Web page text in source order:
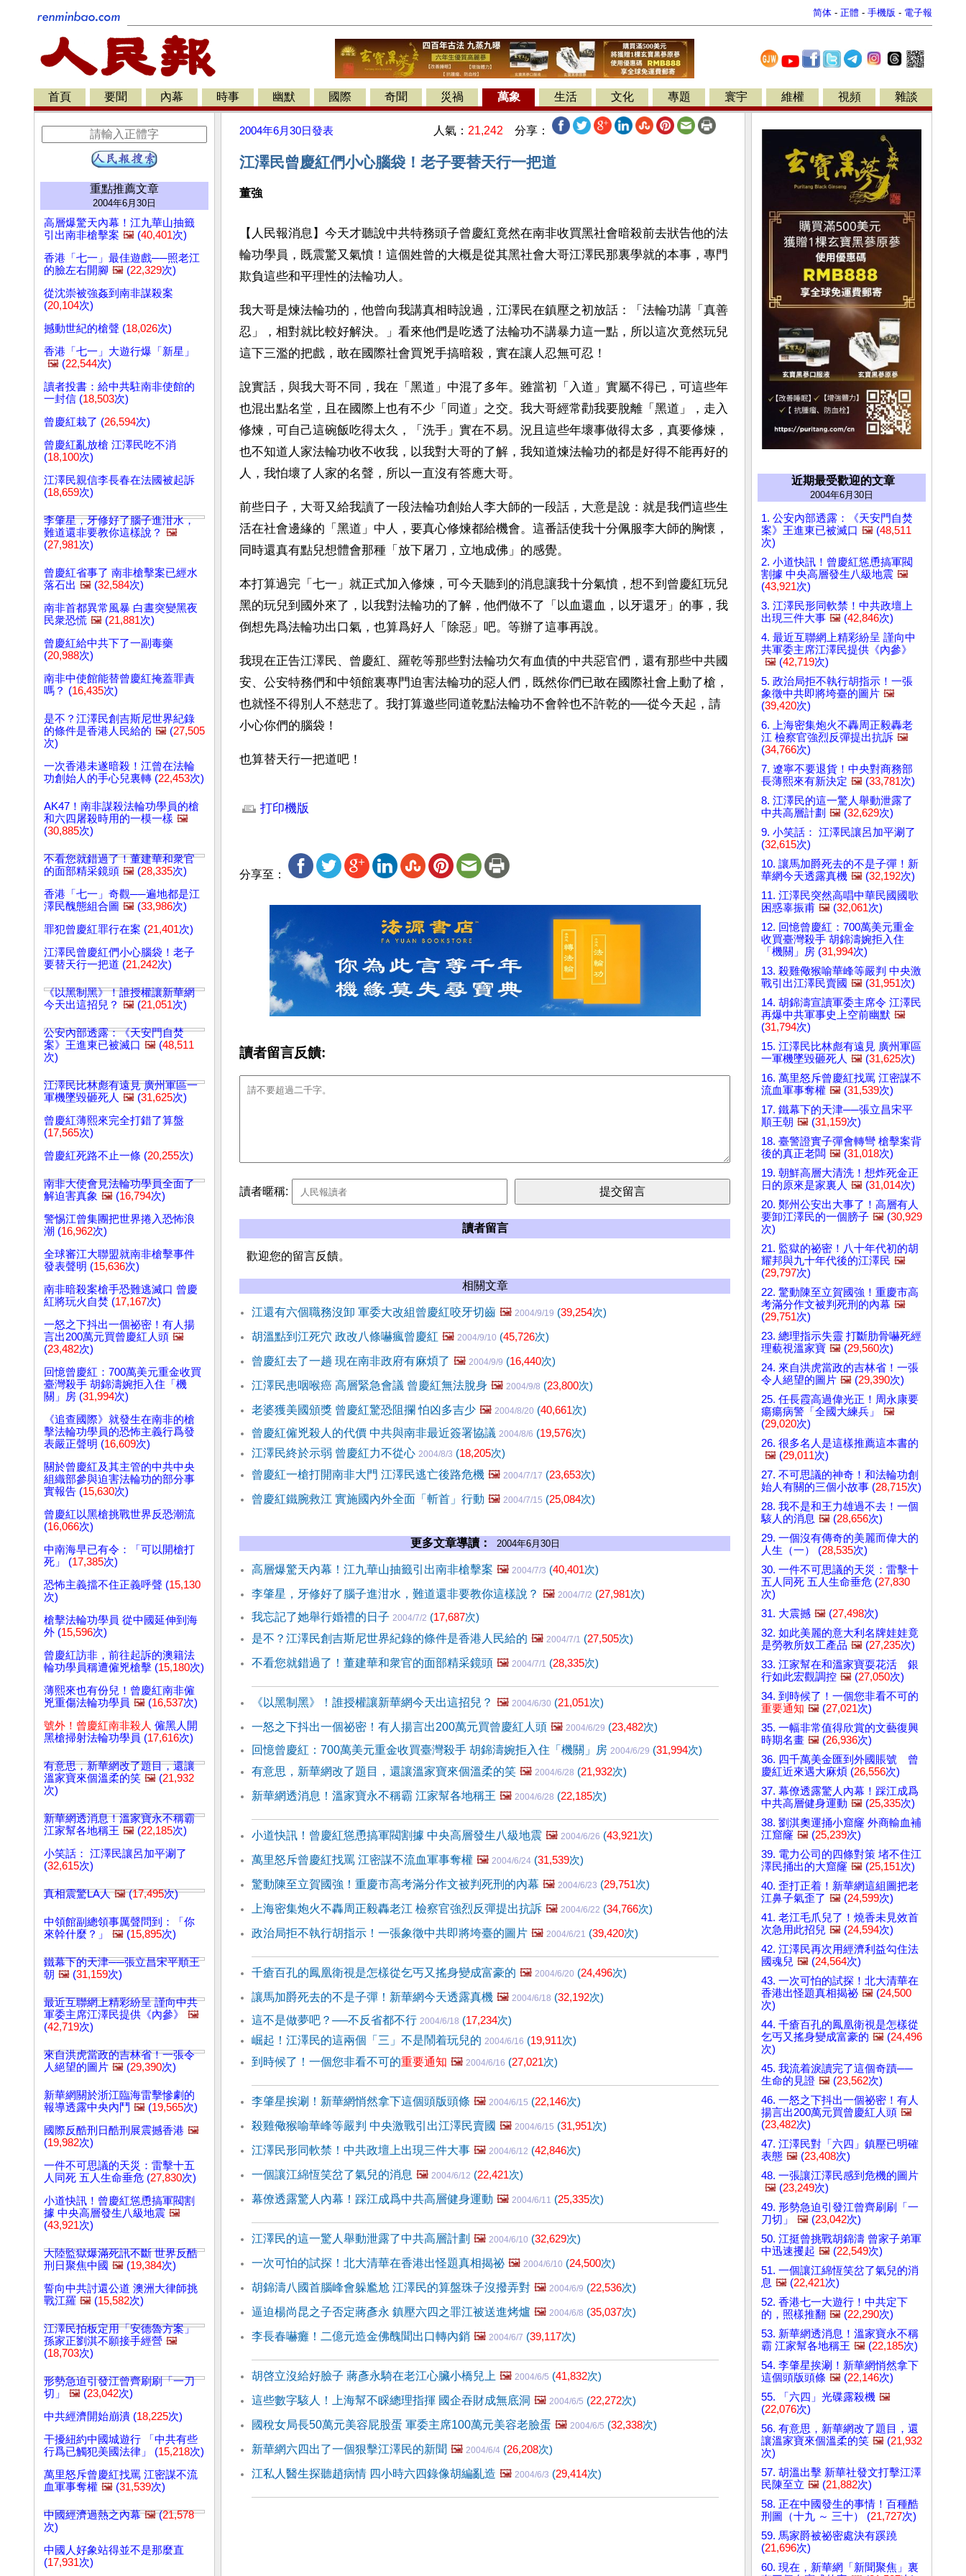
简体 - 正體 - 手機版 - 電子報
首頁 要聞 內幕 時事 幽默 國際 奇聞 災禍 萬象 生活 文化 專題 寰宇 維權 視頻 雜談
重點推薦文章
2004年6月30日
高層爆驚天內幕！江九華山抽籤
引出南非槍擊案 🖼️ (40,401次)
香港「七一」最佳遊戲──照老江
的臉左右開腳 🖼️ (22,329次)
從沈崇被強姦到南非謀殺案
(20,104次)
撼動世紀的槍聲 (18,026次)
香港「七一」大遊行爆「新星」
🖼️ (22,544次)
讀者投書：給中共駐南非使館的
一封信 (18,503次)
曾慶紅栽了 (26,594次)
曾慶紅亂放槍 江澤民吃不消
(18,100次)
江澤民親信李長春在法國被起訴
(18,659次)
李肇星，牙修好了腦子進泔水，
難道還非要教你這樣說？ 🖼️
(27,981次)
曾慶紅省事了 南非槍擊案已經水
落石出 🖼️ (32,584次)
南非首都異常風暴 白晝突變黑夜
民衆恐慌 🖼️ (21,881次)
曾慶紅給中共下了一副毒藥
(20,988次)
南非中使館能替曾慶紅掩蓋罪責
嗎？ (16,435次)
是不？江澤民創吉斯尼世界紀錄
的條件是香港人民給的 🖼️ (27,505
次)
一次香港未遂暗殺！江曾在法輪
功創始人的手心兒裏轉 (22,453次)
AK47！南非謀殺法輪功學員的槍
和六四屠殺時用的一模一樣 🖼️
(30,885次)
不看您就錯過了！董建華和衆官
的面部精采鏡頭 🖼️ (28,335次)
香港「七一」奇觀──遍地都是江
澤民醜態組合圖 🖼️ (33,986次)
罪犯曾慶紅罪行在案 (21,401次)
江澤民曾慶紅們小心腦袋！老子
要替天行一把道 (21,242次)
《以黑制黑》！誰授權讓新華網
今天出這招兒？ 🖼️ (21,051次)
公安內部透露：《天安門自焚
案》王進東已被滅口 🖼️ (48,511
次)
江澤民比林彪有遠見 廣州軍區一
軍機墜毀砸死人 🖼️ (31,625次)
曾慶紅薄熙來完全打錯了算盤
(17,565次)
曾慶紅死路不止一條 (20,255次)
南非大使會見法輪功學員全面了
解迫害真象 🖼️ (16,794次)
警惕江曾集團把世界捲入恐怖浪
潮 (16,962次)
全球審江大聯盟就南非槍擊事件
發表聲明 (15,636次)
南非暗殺案槍手恐難逃滅口 曾慶
紅將玩火自焚 (17,167次)
一怒之下抖出一個祕密！有人揚
言出200萬元買曾慶紅人頭 🖼️
(23,482次)
回憶曾慶紅：700萬美元重金收買
臺灣殺手 胡錦濤婉拒入住「機
關」房 (31,994次)
《追查國際》就發生在南非的槍
擊法輪功學員的恐怖主義行爲發
表嚴正聲明 (16,609次)
關於曾慶紅及其主管的中共中央
組織部參與迫害法輪功的部分事
實報告 (15,630次)
曾慶紅以黑槍挑戰世界反恐潮流
(16,066次)
中南海早已有令：「可以開槍打
死」 (17,385次)
恐怖主義擋不住正義呼聲 (15,130
次)
槍擊法輪功學員 從中國延伸到海
外 (15,596次)
曾慶紅訪非，前往起訴的澳籍法
輪功學員稱遭僱兇槍擊 (15,180次)
薄熙來也有份兒！曾慶紅南非僱
兇重傷法輪功學員 🖼️ (16,537次)
號外！曾慶紅南非殺人 僱黑人開
黑槍掃射法輪功學員 (17,616次)
有意思，新華網改了題目，還讓
溫家寶來個溫柔的笑 🖼️ (21,932
次)
新華網透消息！溫家寶永不稱霸
江家幫各地稱王 🖼️ (22,185次)
小笑話： 江澤民讓呂加平涮了
(32,615次)
真相震驚LA人 🖼️(17,495次)
中領館副總領事厲聲問到：「你
來幹什麼？」
🖼️ (15,895次)
鐵幕下的天津──張立昌宋平順王
朝 🖼️ (31,159次)
最近互聯網上精彩紛呈 謹向中共
軍委主席江澤民提供《內參》
🖼️
(42,719次)
來自洪虎當政的吉林省！一張令
人絕望的圖片 🖼️ (29,390次)
新華網關於浙江臨海雷擊慘劇的
報導透露中央內鬥 🖼️ (19,565次)
國際反酷刑日酷刑展震撼香港 🖼️
(19,982次)
一件不可思議的天災：雷擊十五
人同死 五人生命垂危 (27,830次)
小道快訊！曾慶紅慫恿搞軍閥割
據 中央高層發生八級地震 🖼️
(43,921次)
大陸監獄爆滿死訊不斷 世界反酷
刑日聚焦中國 🖼️ (19,384次)
誓向中共討還公道 澳洲大律師挑
戰江羅 🖼️ (15,582次)
江澤民拍板定用「安德魯方案」
孫家正劉淇不願接手經營 🖼️
(18,703次)
形勢急迫引發江曾齊刷刷「一刀
切」
🖼️ (23,042次)
中共經濟開始崩潰 (18,225次)
干擾紐約中國城遊行 「中共有些
行爲已觸犯美國法律」 (15,218次)
萬里怒斥曾慶紅找罵 江密謀不流
血軍事奪權 🖼️ (31,539次)
中國經濟過熱之內幕 🖼️(21,578
次)
中國人好象站得並不是那麼直
(17,931次)
2004年6月30日發表 人氣： 21,242 分享：
江澤民曾慶紅們小心腦袋！老子要替天行一把道
董強
【人民報消息】今天才聽說中共特務頭子曾慶紅竟然在南非收買黑社會暗殺前去狀告他的法
輪功學員，既震驚又氣憤！這個姓曾的大概是從其黑社會大哥江澤民那裏學就的本事，專門
欺負這些和平理性的法輪功人。
我大哥是煉法輪功的，他曾向我講真相時說過，江澤民在鎮壓之初放話：「法輪功講「真善
忍」，相對就比較好解決。」看來他們是吃透了法輪功不講暴力這一點，所以這次竟然玩兒
這下三濫的把戲，敢在國際社會買兇手搞暗殺，實在讓人忍無可忍！
說實話，與我大哥不同，我在「黑道」中混了多年。雖當初「入道」實屬不得已，可這些年
也混出點名堂，且在國際上也有不少「同道」之交。我大哥經常勸我要脫離「黑道」，走入
修煉，可自己這碗飯吃得太久，「洗手」實在不易。況且這些年壞事做得太多，真要修煉，
也不知道人家法輪功收不收我，以我對大哥的了解，我知道煉法輪功的都是好得不能再好的
人，我怕壞了人家的名聲，所以一直沒有答應大哥。
前些日子，大哥又給我讀了一段法輪功創始人李大師的一段話，大意是說：就是我們這些生
活在社會邊緣的「黑道」中人，要真心修煉都給機會。這番話使我十分佩服李大師的胸懷，
同時還真有點兒想體會那種「放下屠刀，立地成佛」的感覺。
本打算過完「七一」就正式加入修煉，可今天聽到的消息讓我十分氣憤，想不到曾慶紅玩兒
黑的玩兒到國外來了，以我對法輪功的了解，他們做不了「以血還血，以牙還牙」的事，我
倒想先爲法輪功出口氣，也算爲好人「除惡」吧。等辦了這事再說。
我現在正告江澤民、曾慶紅、羅乾等那些對法輪功欠有血債的中共惡官們，還有那些中共國
安、公安特務們和中領館裏專門迫害法輪功的惡人們，既然你們已敢在國際社會上動了槍，
也就怪不得別人不慈悲了。我打算邀些同道乾點法輪功不會幹也不許乾的──從今天起，請
小心你們的腦袋！
也算替天行一把道吧！
打印機版
分享至：
讀者留言反饋:
讀者暱稱:
讀者留言
歡迎您的留言反饋。
相關文章
江還有六個職務沒卸 軍委大改組曾慶紅咬牙切齒 🖼️ 2004/9/19 (39,254次)
胡溫點到江死穴 政改八條嚇瘋曾慶紅 🖼️ 2004/9/10 (45,726次)
曾慶紅去了一趟 現在南非政府有麻煩了 🖼️ 2004/9/9 (16,440次)
江澤民患咽喉癌 高層緊急會議 曾慶紅無法脫身 🖼️ 2004/9/8 (23,800次)
老婆獲美國頒獎 曾慶紅驚恐阻攔 怕凶多吉少 🖼️ 2004/8/20 (40,661次)
曾慶紅僱兇殺人的代價 中共與南非最近簽署協議 2004/8/6 (19,576次)
江澤民終於示弱 曾慶紅力不從心 2004/8/3 (18,205次)
曾慶紅一槍打開南非大門 江澤民逃亡後路危機 🖼️ 2004/7/17 (23,653次)
曾慶紅鐵腕救江 實施國內外全面「斬首」行動 🖼️ 2004/7/15 (25,084次)
更多文章導讀： 2004年6月30日
高層爆驚天內幕！江九華山抽籤引出南非槍擊案 🖼️ 2004/7/3 (40,401次)
李肇星，牙修好了腦子進泔水，難道還非要教你這樣說？ 🖼️ 2004/7/2 (27,981次)
我忘記了她舉行婚禮的日子 2004/7/2 (17,687次)
是不？江澤民創吉斯尼世界紀錄的條件是香港人民給的 🖼️ 2004/7/1 (27,505次)
不看您就錯過了！董建華和衆官的面部精采鏡頭 🖼️ 2004/7/1 (28,335次)
《以黑制黑》！誰授權讓新華網今天出這招兒？ 🖼️ 2004/6/30 (21,051次)
一怒之下抖出一個祕密！有人揚言出200萬元買曾慶紅人頭 🖼️ 2004/6/29 (23,482次)
回憶曾慶紅：700萬美元重金收買臺灣殺手 胡錦濤婉拒入住「機關」房 2004/6/29 (31,994次)
有意思，新華網改了題目，還讓溫家寶來個溫柔的笑 🖼️ 2004/6/28 (21,932次)
新華網透消息！溫家寶永不稱霸 江家幫各地稱王 🖼️ 2004/6/28 (22,185次)
小道快訊！曾慶紅慫恿搞軍閥割據 中央高層發生八級地震 🖼️ 2004/6/26 (43,921次)
萬里怒斥曾慶紅找罵 江密謀不流血軍事奪權 🖼️ 2004/6/24 (31,539次)
驚動陳至立賀國強！重慶市高考滿分作文被判死刑的內幕 🖼️ 2004/6/23 (29,751次)
上海密集炮火不轟周正毅轟老江 檢察官強烈反彈提出抗訴 🖼️ 2004/6/22 (34,766次)
政治局拒不執行胡指示！一張象徵中共即將垮臺的圖片 🖼️ 2004/6/21 (39,420次)
千瘡百孔的鳳凰衛視是怎樣從乞丐又搖身變成富豪的 🖼️ 2004/6/20 (24,496次)
讓馬加爵死去的不是子彈！新華網今天透露真機 🖼️ 2004/6/18 (32,192次)
這不是做夢吧？──不反省都不行 2004/6/18 (17,234次)
崛起！江澤民的這兩個「三」不是鬧着玩兒的 2004/6/16 (19,911次)
到時候了！一個您非看不可的重要通知 🖼️ 2004/6/16 (27,021次)
李肇星挨涮！新華網悄然拿下這個頭版頭條 🖼️ 2004/6/15 (22,146次)
殺雞儆猴喻華峰等嚴判 中央激戰引出江澤民賣國 🖼️ 2004/6/15 (31,951次)
江澤民形同軟禁！中共政壇上出現三件大事 🖼️ 2004/6/12 (42,846次)
一個讓江綿恆笑岔了氣兒的消息 🖼️ 2004/6/12 (22,421次)
幕僚透露驚人內幕！踩江成爲中共高層健身運動 🖼️ 2004/6/11 (25,335次)
江澤民的這一驚人舉動泄露了中共高層計劃 🖼️ 2004/6/10 (32,629次)
一次可怕的試探！北大清華在香港出怪題真相揭祕 🖼️ 2004/6/10 (24,500次)
胡錦濤八國首腦峰會躲尷尬 江澤民的算盤珠子沒撥弄對 🖼️ 2004/6/9 (22,536次)
逼迫楊尚昆之子否定蔣彥永 鎮壓六四之罪江被送進烤爐 🖼️ 2004/6/8 (35,037次)
李長春嚇癱！二億元造金佛醜聞出口轉內銷 🖼️ 2004/6/7 (39,117次)
胡啓立沒給好臉子 蔣彥永騎在老江心臟小橋兒上 🖼️ 2004/6/5 (41,832次)
這些數字駭人！上海幫不睬總理指揮 國企吞財成無底洞 🖼️ 2004/6/5 (22,272次)
國稅女局長50萬元美容屁股蛋 軍委主席100萬元美容老臉蛋 🖼️ 2004/6/5 (32,338次)
新華網六四出了一個狠擊江澤民的新聞 🖼️ 2004/6/4 (26,208次)
江私人醫生探聽趙病情 四小時六四錄像胡編亂造 🖼️ 2004/6/3 (29,414次)
近期最受歡迎的文章
2004年6月30日
1. 公安內部透露：《天安門自焚
案》王進東已被滅口 🖼️ (48,511
次)
2. 小道快訊！曾慶紅慫恿搞軍閥
割據 中央高層發生八級地震 🖼️
(43,921次)
3. 江澤民形同軟禁！中共政壇上
出現三件大事 🖼️ (42,846次)
4. 最近互聯網上精彩紛呈 謹向中
共軍委主席江澤民提供《內參》
🖼️ (42,719次)
5. 政治局拒不執行胡指示！一張
象徵中共即將垮臺的圖片 🖼️
(39,420次)
6. 上海密集炮火不轟周正毅轟老
江 檢察官強烈反彈提出抗訴 🖼️
(34,766次)
7. 遼寧不要退貨！中央對商務部
長薄熙來有新決定 🖼️ (33,781次)
8. 江澤民的這一驚人舉動泄露了
中共高層計劃 🖼️ (32,629次)
9. 小笑話： 江澤民讓呂加平涮了
(32,615次)
10. 讓馬加爵死去的不是子彈！新
華網今天透露真機 🖼️ (32,192次)
11. 江澤民突然高唱中華民國國歌
困惑辜振甫 🖼️ (32,061次)
12. 回憶曾慶紅：700萬美元重金
收買臺灣殺手 胡錦濤婉拒入住
「機關」房 (31,994次)
13. 殺雞儆猴喻華峰等嚴判 中央激
戰引出江澤民賣國 🖼️ (31,951次)
14. 胡錦濤宣讀軍委主席令 江澤民
再爆中共軍事史上空前幽默 🖼️
(31,794次)
15. 江澤民比林彪有遠見 廣州軍區
一軍機墜毀砸死人 🖼️ (31,625次)
16. 萬里怒斥曾慶紅找罵 江密謀不
流血軍事奪權 🖼️ (31,539次)
17. 鐵幕下的天津──張立昌宋平
順王朝 🖼️ (31,159次)
18. 臺警證實子彈會轉彎 槍擊案背
後的真正老闆 🖼️ (31,018次)
19. 朝鮮高層大清洗！想炸死金正
日的原來是家裏人 🖼️ (31,014次)
20. 鄭州公安出大事了！高層有人
要卸江澤民的一個膀子 🖼️ (30,929
次)
21. 監獄的祕密！八十年代初的胡
耀邦與九十年代後的江澤民 🖼️
(29,797次)
22. 驚動陳至立賀國強！重慶市高
考滿分作文被判死刑的內幕 🖼️
(29,751次)
23. 總理指示失靈 打斷肋骨嚇死經
理藐視溫家寶 🖼️ (29,560次)
24. 來自洪虎當政的吉林省！一張
令人絕望的圖片 🖼️ (29,390次)
25. 任長霞高過偉光正！周永康要
瘍瘍病警「全國大練兵」
🖼️
(29,020次)
26. 很多名人是這樣推薦這本書的
🖼️ (29,011次)
27. 不可思議的神奇！和法輪功創
始人有關的三個小故事 (28,715次)
28. 我不是和王力雄過不去！一個
駭人的消息 🖼️ (28,656次)
29. 一個沒有傳奇的美麗而偉大的
人生（一） (28,535次)
30. 一件不可思議的天災：雷擊十
五人同死 五人生命垂危 (27,830
次)
31. 大震撼 🖼️ (27,498次)
32. 如此美麗的意大利名牌娃娃竟
是勞教所奴工產品 🖼️ (27,235次)
33. 江家幫在和溫家寶耍花活 銀
行如此宏觀調控 🖼️ (27,050次)
34. 到時候了！一個您非看不可的
重要通知 🖼️ (27,021次)
35. 一幅非常值得欣賞的文藝復興
時期名畫 🖼️ (26,936次)
36. 四千萬美金匯到外國賬號 曾
慶紅近來遇大麻煩 (26,556次)
37. 幕僚透露驚人內幕！踩江成爲
中共高層健身運動 🖼️ (25,335次)
38. 劉淇奧運捅小窟窿 外商輸血補
江窟窿 🖼️ (25,239次)
39. 電力公司的四條對策 堵不住江
澤民捅出的大窟窿 🖼️ (25,151次)
40. 歪打正着！新華網這組圖把老
江鼻子氣歪了 🖼️ (24,599次)
41. 老江毛爪兒了！燒香未見效首
次急用此招兒 🖼️ (24,594次)
42. 江澤民再次用經濟利益勾住法
國魂兒 🖼️ (24,564次)
43. 一次可怕的試探！北大清華在
香港出怪題真相揭祕 🖼️ (24,500
次)
44. 千瘡百孔的鳳凰衛視是怎樣從
乞丐又搖身變成富豪的 🖼️ (24,496
次)
45. 我流着淚讀完了這個奇蹟──
生命的見證 🖼️ (23,562次)
46. 一怒之下抖出一個祕密！有人
揚言出200萬元買曾慶紅人頭 🖼️
(23,482次)
47. 江澤民對「六四」鎮壓已明確
表態 🖼️ (23,408次)
48. 一張讓江澤民感到危機的圖片
🖼️ (23,249次)
49. 形勢急迫引發江曾齊刷刷「一
刀切」
🖼️ (23,042次)
50. 江挺曾挑戰胡錦濤 曾家子弟軍
中迅速攫起 🖼️ (22,549次)
51. 一個讓江綿恆笑岔了氣兒的消
息 🖼️ (22,421次)
52. 香港七一大遊行！中共定下
的，照樣推翻 🖼️ (22,290次)
53. 新華網透消息！溫家寶永不稱
霸 江家幫各地稱王 🖼️ (22,185次)
54. 李肇星挨涮！新華網悄然拿下
這個頭版頭條 🖼️ (22,146次)
55. 「六四」光碟露殺機 🖼️
(22,076次)
56. 有意思，新華網改了題目，還
讓溫家寶來個溫柔的笑 🖼️ (21,932
次)
57. 胡溫出擊 新華社發文打擊江澤
民陳至立 🖼️ (21,882次)
58. 正在中國發生的事情！百種酷
刑圖（十九 ～ 三十） (21,727次)
59. 馬家爵被祕密處決有蹊蹺
(21,696次)
60. 現在，新華網「新聞聚焦」裏